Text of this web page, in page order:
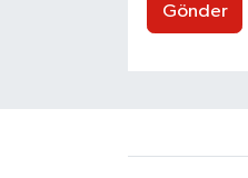
Gönder